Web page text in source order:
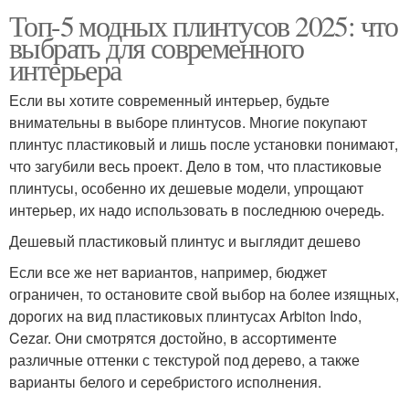
Топ-5 модных плинтусов 2025: что
выбрать для современного
интерьера
Если вы хотите современный интерьер, будьте
внимательны в выборе плинтусов. Многие покупают
плинтус пластиковый и лишь после установки понимают,
что загубили весь проект. Дело в том, что пластиковые
плинтусы, особенно их дешевые модели, упрощают
интерьер, их надо использовать в последнюю очередь.
Дешевый пластиковый плинтус и выглядит дешево
Если все же нет вариантов, например, бюджет
ограничен, то остановите свой выбор на более изящных,
дорогих на вид пластиковых плинтусах Arbiton Indo,
Cezar. Они смотрятся достойно, в ассортименте
различные оттенки с текстурой под дерево, а также
варианты белого и серебристого исполнения.